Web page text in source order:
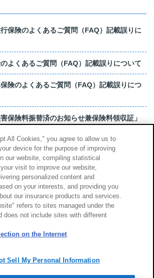
行保険のよくあるご質問（FAQ）記載誤りに
のよくあるご質問（FAQ）記載誤りについて
保険のよくあるご質問（FAQ）記載誤りにつ
保険料振替済のお知らせ兼保険料領収証」
よくあるご質問（FAQ）記載誤りについて
もっと見る
ご利用について
勧誘方針
All Cookies," you agree to allow us to
device for the purpose of improving
our website, compiling statistical
visit to improve our website,
personalized content and
on your interests, and providing you
our insurance products and services.
refers to sites managed under the
does not include sites with different
on the Internet
Sell My Personal Information